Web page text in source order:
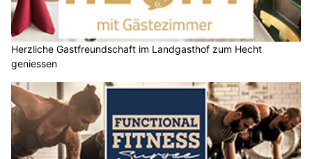
Herzliche Gastfreundschaft im Landgasthof zum Hecht
geniessen